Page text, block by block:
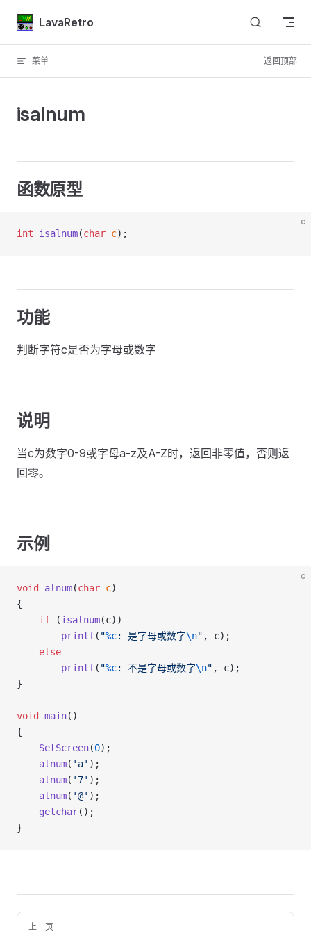
Skip to content
LavaRetro
菜单 返回顶部
isalnum
函数原型
c
int isalnum(char c);
功能
判断字符c是否为字母或数字
说明
当c为数字0-9或字母a-z及A-Z时，返回非零值，否则返
回零。
示例
c
void alnum(char c)
{
    if
(isalnum(c))
        printf
( "%c: 是字母或数字\n" , c);
    else
        printf
( "%c: 不是字母或数字\n" , c);
}
void main()
{
    SetScreen
(0);
    alnum
( 'a' );
    alnum
( '7' );
    alnum
( '@' );
    getchar
();
}
Pager
上一页